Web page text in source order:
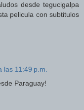
desde tegucigalpa
pelicula con subtitulos
11:49 p.m.
Paraguay!